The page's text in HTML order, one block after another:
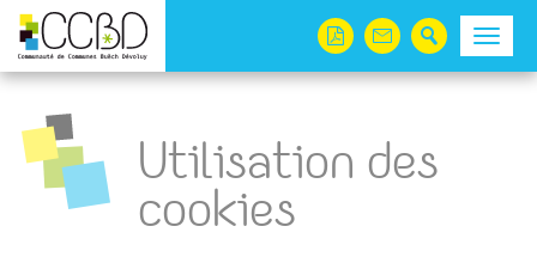
Utilisation des
cookies
Menu
Panneau de gestion des cookies